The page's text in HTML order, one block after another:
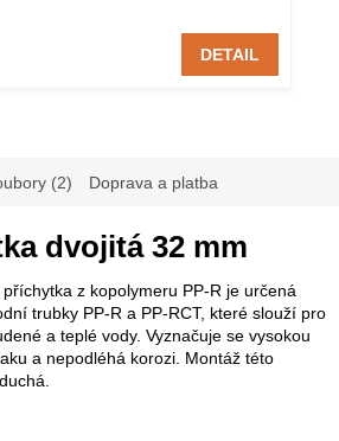
DETAIL
(2) Doprava a platba
dvojitá 32 mm
z kopolymeru PP-R je určená
trubky PP-R a PP-RCT, které slouží pro
a teplé vody. Vyznačuje se vysokou
a nepodléhá korozi. Montáž této